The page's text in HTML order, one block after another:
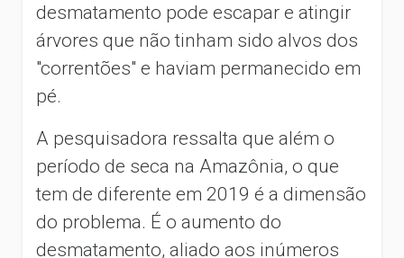
desmatamento pode escapar e atingir
árvores que não tinham sido alvos dos
"correntões" e haviam permanecido em
pé.
A pesquisadora ressalta que além o
período de seca na Amazônia, o que
tem de diferente em 2019 é a dimensão
do problema. É o aumento do
desmatamento, aliado aos inúmeros